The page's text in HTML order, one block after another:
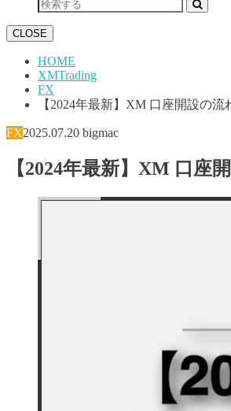
CLOSE
HOME
XMTrading
FX
【2024年最新】XM 口座開設の
FX2025.07.20 bigmac
【2024年最新】XM 口座